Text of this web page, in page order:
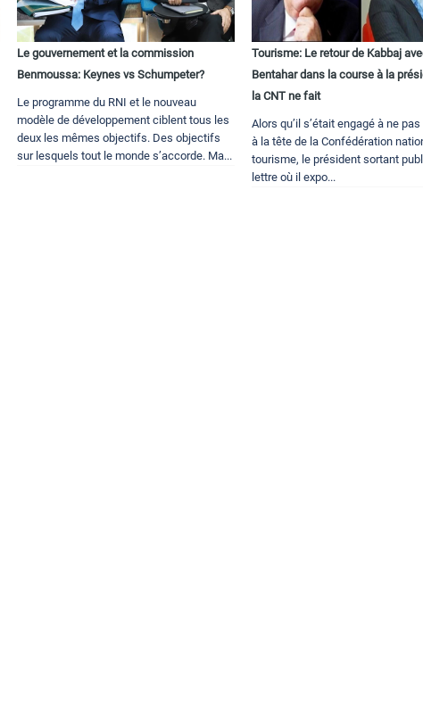
Le gouvernement et la commission
Benmoussa: Keynes vs Schumpeter?
Le programme du RNI et le nouveau
modèle de développement ciblent tous les
deux les mêmes objectifs. Des objectifs
sur lesquels tout le monde s’accorde. Ma...
Tourisme: Le retour de Kabbaj
Bentahar dans la course à la
la CNT ne fait
Alors qu’il s’était engagé à ne
à la tête de la Confédération
tourisme, le président sortant
lettre où il expo...